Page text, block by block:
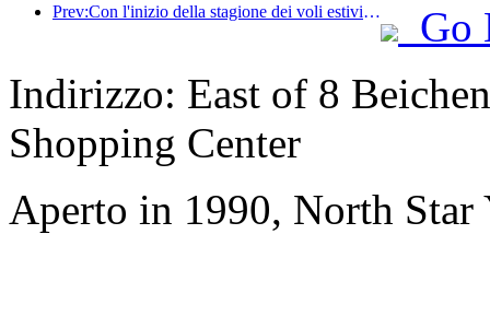
Prev:Con l'inizio della stagione dei voli estivi e autunnali, 41 nuove destinazioni sono state aggiunte ai tre aeroporti dell'isola di Hainan.
Go
Indirizzo: East of 8
Shopping Center
Aperto in 1990, North